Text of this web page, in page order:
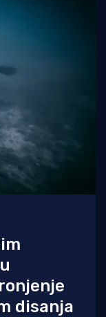
disanja